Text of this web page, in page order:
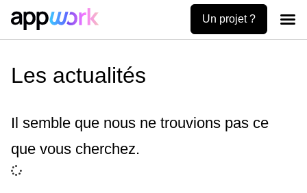
Un projet ?
Les actualités
Il semble que nous ne trouvions pas ce
que vous cherchez.